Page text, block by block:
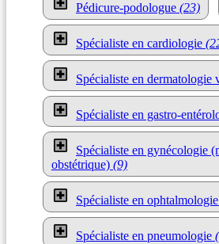
Pédicure-podologue (23)
Spécialiste en cardiologie
Spécialiste en dermatologie
Spécialiste en gastro-
Spécialiste en gynécologie
obstétrique) (9)
Spécialiste en ophtalmologie
Spécialiste en pneumologie